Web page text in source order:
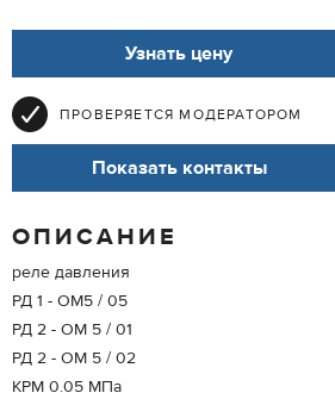
Узнать цену
ПРОВЕРЯЕТСЯ МОДЕРАТОРОМ
Показать контакты
ОПИСАНИЕ
реле давления
РД 1 - ОМ5 / 05
РД 2 - ОМ 5 / 01
РД 2 - ОМ 5 / 02
КРМ 0.05 МПа